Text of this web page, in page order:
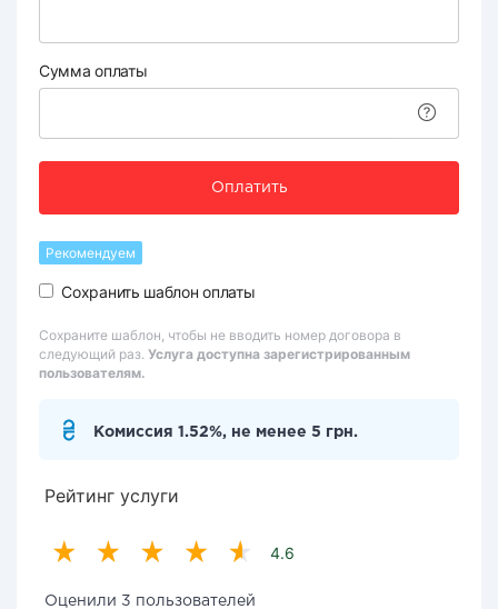
Сумма оплаты
Оплатить
Рекомендуем
Сохранить шаблон оплаты
Сохраните шаблон, чтобы не вводить номер договора в
следующий раз. Услуга доступна зарегистрированным
пользователям.
Комиссия 1.52%, не менее 5 грн.
Рейтинг услуги
4.6
Оценили 3 пользователей